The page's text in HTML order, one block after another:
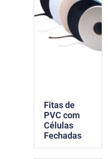
Fitas de
PVC com
Células
Fechadas